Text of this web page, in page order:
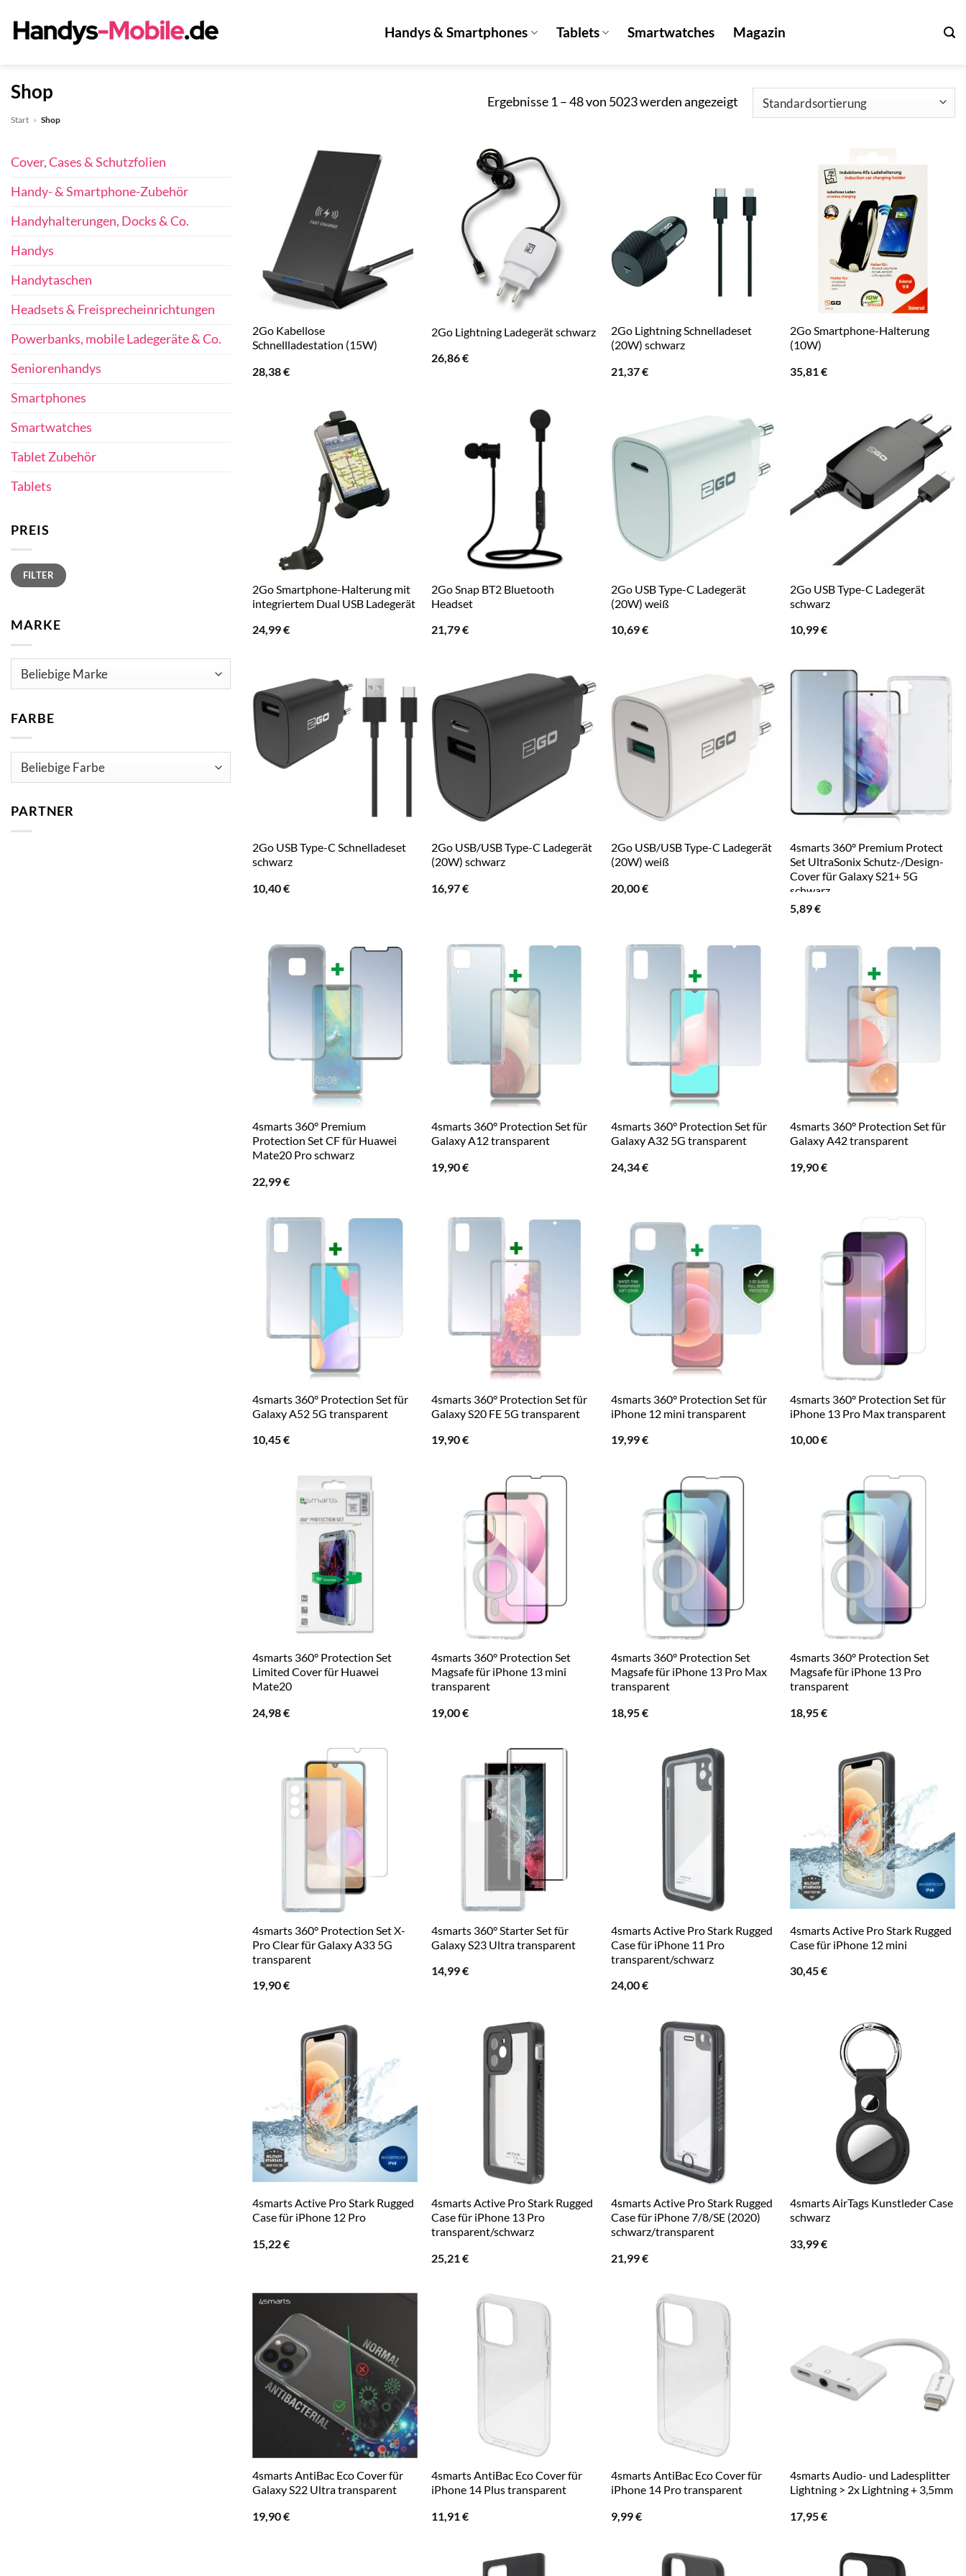
Inhalt
Handys & Smartphones Tablets Smartwatches Magazin
Shop
Start » Shop
Ergebnisse 1 – 48 von 5023 werden angezeigt
Cover, Cases & Schutzfolien
Handy- & Smartphone-Zubehör
Handyhalterungen, Docks & Co.
Handys
Handytaschen
Headsets & Freisprecheinrichtungen
Powerbanks, mobile Ladegeräte & Co.
Seniorenhandys
Smartphones
Smartwatches
Tablet Zubehör
Tablets
PREIS
Min.
Preis
Max.
PreisFILTER
MARKE
FARBE
PARTNER
2Go Kabellose
Schnellladestation (15W)
28,38€
2Go Lightning Ladegerät schwarz
26,86€
2Go Lightning Schnelladeset
(20W) schwarz
21,37€
2Go Smartphone-Halterung
(10W)
35,81€
2Go Smartphone-Halterung mit
integriertem Dual USB Ladegerät
24,99€
2Go Snap BT2 Bluetooth
Headset
21,79€
2Go USB Type-C Ladegerät
(20W) weiß
10,69€
2Go USB Type-C Ladegerät
schwarz
10,99€
2Go USB Type-C Schnelladeset
schwarz
10,40€
2Go USB/USB Type-C Ladegerät
(20W) schwarz
16,97€
2Go USB/USB Type-C Ladegerät
(20W) weiß
20,00€
4smarts 360° Premium Protect
Set UltraSonix Schutz-/Design-
Cover für Galaxy S21+ 5G
schwarz
5,89€
4smarts 360° Premium
Protection Set CF für Huawei
Mate20 Pro schwarz
22,99€
4smarts 360° Protection Set für
Galaxy A12 transparent
19,90€
4smarts 360° Protection Set für
Galaxy A32 5G transparent
24,34€
4smarts 360° Protection Set für
Galaxy A42 transparent
19,90€
4smarts 360° Protection Set für
Galaxy A52 5G transparent
10,45€
4smarts 360° Protection Set für
Galaxy S20 FE 5G transparent
19,90€
4smarts 360° Protection Set für
iPhone 12 mini transparent
19,99€
4smarts 360° Protection Set für
iPhone 13 Pro Max transparent
10,00€
4smarts 360° Protection Set
Limited Cover für Huawei
Mate20
24,98€
4smarts 360° Protection Set
Magsafe für iPhone 13 mini
transparent
19,00€
4smarts 360° Protection Set
Magsafe für iPhone 13 Pro Max
transparent
18,95€
4smarts 360° Protection Set
Magsafe für iPhone 13 Pro
transparent
18,95€
4smarts 360° Protection Set X-
Pro Clear für Galaxy A33 5G
transparent
19,90€
4smarts 360° Starter Set für
Galaxy S23 Ultra transparent
14,99€
4smarts Active Pro Stark Rugged
Case für iPhone 11 Pro
transparent/schwarz
24,00€
4smarts Active Pro Stark Rugged
Case für iPhone 12 mini
30,45€
4smarts Active Pro Stark Rugged
Case für iPhone 12 Pro
15,22€
4smarts Active Pro Stark Rugged
Case für iPhone 13 Pro
transparent/schwarz
25,21€
4smarts Active Pro Stark Rugged
Case für iPhone 7/8/SE (2020)
schwarz/transparent
21,99€
4smarts AirTags Kunstleder Case
schwarz
33,99€
4smarts AntiBac Eco Cover für
Galaxy S22 Ultra transparent
19,90€
4smarts AntiBac Eco Cover für
iPhone 14 Plus transparent
11,91€
4smarts AntiBac Eco Cover für
iPhone 14 Pro transparent
9,99€
4smarts Audio- und Ladesplitter
Lightning > 2x Lightning + 3,5mm
17,95€